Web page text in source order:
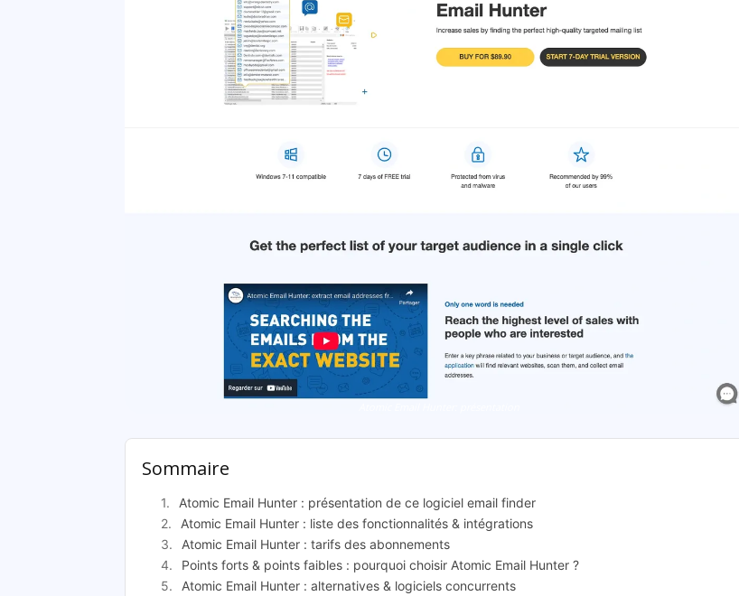
Sommaire
Atomic Email Hunter : présentation de ce logiciel email finder
Atomic Email Hunter : liste des fonctionnalités & intégrations
Atomic Email Hunter : tarifs des abonnements
Points forts & points faibles : pourquoi choisir Atomic Email Hunter ?
Atomic Email Hunter : alternatives & logiciels concurrents